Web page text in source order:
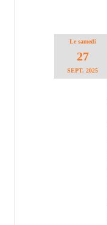
Le samedi
27
SEPT. 2025